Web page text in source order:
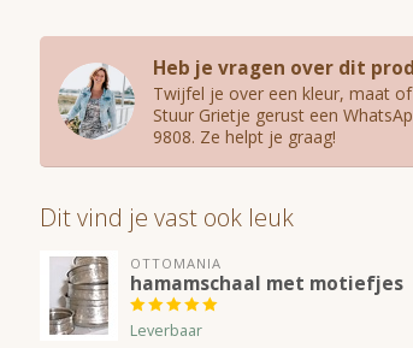
Heb je vragen over dit
Twijfel je over een kleur, maat
Stuur Grietje gerust een
9808. Ze helpt je graag!
Dit vind je vast ook leuk
OTTOMANIA
hamamschaal met motiefjes
Leverbaar